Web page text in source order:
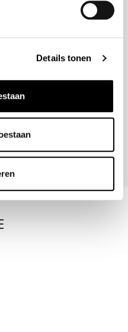
Details tonen
KAE'S
communicatie!
de Medjes
❯